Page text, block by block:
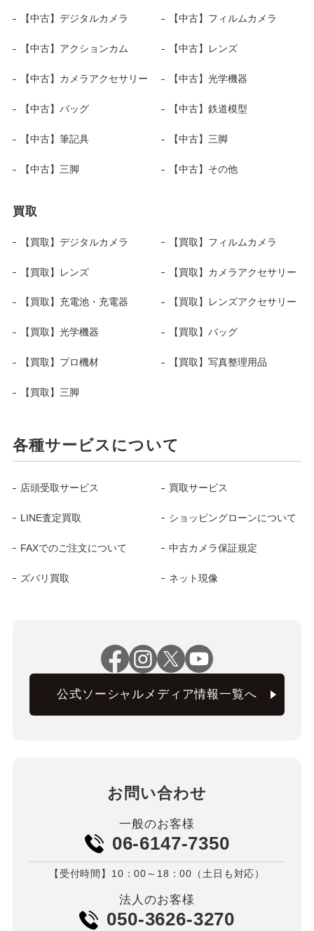
【中古】デジタルカメラ 【中古】フィルムカメラ
【中古】アクションカム 【中古】レンズ
【中古】カメラアクセサリー 【中古】光学機器
【中古】バッグ 【中古】鉄道模型
【中古】筆記具 【中古】三脚
【中古】三脚 【中古】その他
買取
【買取】デジタルカメラ 【買取】フィルムカメラ
【買取】レンズ 【買取】カメラアクセサリー
【買取】充電池・充電器 【買取】レンズアクセサリー
【買取】光学機器 【買取】バッグ
【買取】プロ機材 【買取】写真整理用品
【買取】三脚
各種サービスについて
店頭受取サービス 買取サービス
LINE査定買取 ショッピングローンについて
FAXでのご注文について 中古カメラ保証規定
ズバリ買取 ネット現像
公式ソーシャルメディア情報一覧へ
お問い合わせ
一般のお客様
06-6147-7350
【受付時間】10：00～18：00（土日も対応）
法人のお客様
050-3626-3270